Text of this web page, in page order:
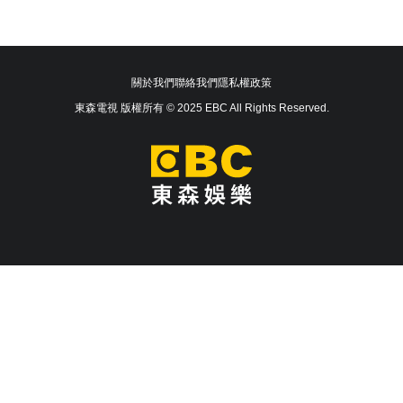
關於我們聯絡我們隱私權政策
東森電視 版權所有 © 2025 EBC All Rights Reserved.